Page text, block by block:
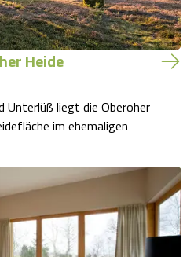
Heide
Unterlüß liegt die Oberoher
im ehemaligen